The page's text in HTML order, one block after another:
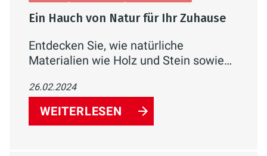
Ein Hauch von Natur für Ihr Zuhause
Entdecken Sie, wie natürliche
Materialien wie Holz und Stein sowie
eine entspannende Oase verwandeln
können. Erfahren Sie mehr über den
Trend zu nachhaltiger Gestaltung und
26.02.2024
WEITERLESEN